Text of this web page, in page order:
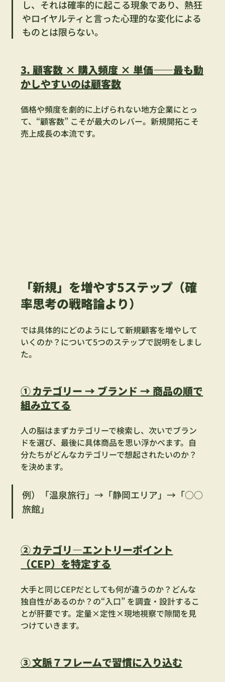
し、それは確率的に起こる現象であり、熱狂
やロイヤルティと言った心理的な変化による
ものとは限らない。
3. 顧客数 × 購入頻度 × 単価――最も動
かしやすいのは顧客数
価格や頻度を劇的に上げられない地方企業にとっ
て、“顧客数” こそが最大のレバー。新規開拓こそ
売上成長の本流です。
「新規」を増やす5ステップ（確
率思考の戦略論より）
では具体的にどのようにして新規顧客を増やして
いくのか？について5つのステップで説明をしまし
た。
① カテゴリー → ブランド → 商品の順で
組み立てる
人の脳はまずカテゴリーで検索し、次いでブラン
ドを選び、最後に具体商品を思い浮かべます。自
分たちがどんなカテゴリーで想起されたいのか？
を決めます。
例）「温泉旅行」→「静岡エリア」→「○○
旅館」
② カテゴリ―エントリーポイント
（CEP）を特定する
大手と同じCEPだとしても何が違うのか？どんな
独自性があるのか？の“入口” を調査・設計するこ
とが肝要です。定量×定性×現地視察で隙間を見
つけていきます。
③ 文脈７フレームで習慣に入り込む